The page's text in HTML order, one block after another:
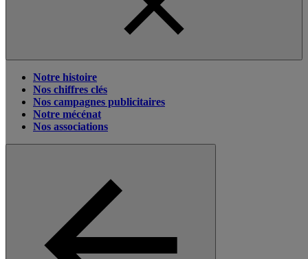
Notre histoire
Nos chiffres clés
Nos campagnes publicitaires
Notre mécénat
Nos associations